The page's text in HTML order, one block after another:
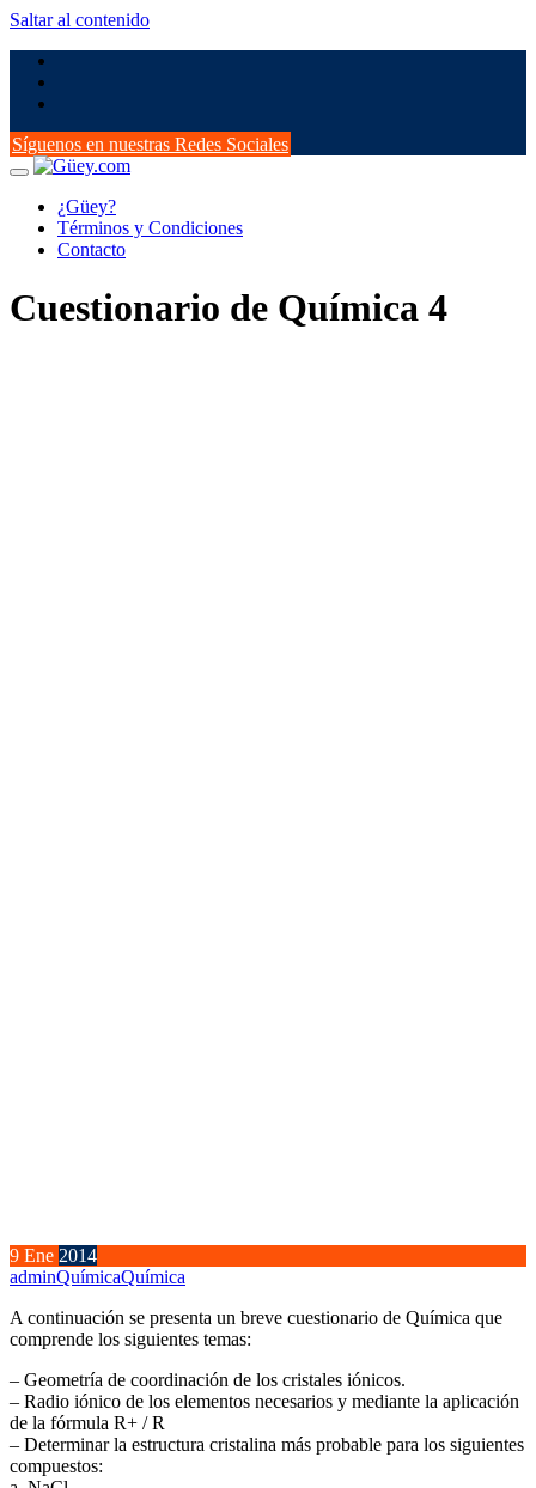
Saltar al contenido
Síguenos en nuestras Redes Sociales
¿Güey?
Términos y Condiciones
Contacto
Cuestionario de Química 4
9 Ene 2014
adminQuímicaQuímica
A continuación se presenta un breve cuestionario de Química que
comprende los siguientes temas:
– Geometría de coordinación de los cristales iónicos.
– Radio iónico de los elementos necesarios y mediante la aplicación
de la fórmula R+ / R
– Determinar la estructura cristalina más probable para los siguientes
compuestos: